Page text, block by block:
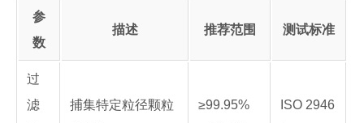
参
数
描述 推荐范围 测试标准
过
滤
捕集特定粒径颗粒
≥99.95%
ISO 2946